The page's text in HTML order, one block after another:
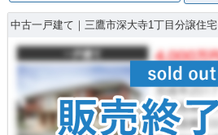
中古一戸建て｜三鷹市深大寺1丁目分譲住宅